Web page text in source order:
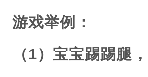
戏举例：
1）宝宝踢踢腿